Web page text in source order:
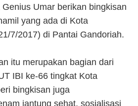
Umar berikan bingkisan
yang ada di Kota
7/2017) di Pantai Gandoriah.
itu merupakan bagian dari
IBI ke-66 tingkat Kota
bingkisan juga
jantung sehat, sosialisasi